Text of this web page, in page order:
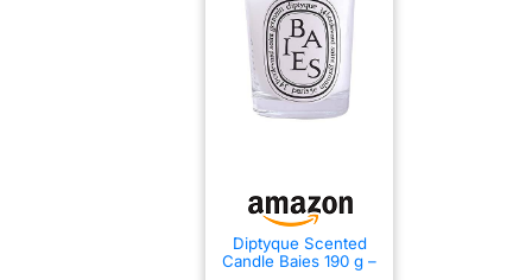
Diptyque Scented
Candle Baies 190 g –